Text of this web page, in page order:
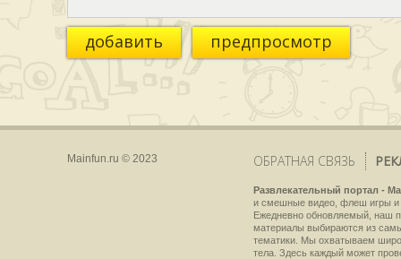
добавить предпросмотр
Mainfun.ru © 2023 ОБРАТНАЯ СВЯЗЬ
Развлекательный портал -
и смешные видео, флеш игры и
Ежедневно обновляемый, наш
материалы выбираются из
тематики. Мы охватываем
тела. Здесь каждый может